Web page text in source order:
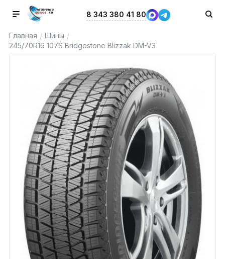
8 343 380 41 80
Главная / Шины /
245/70R16 107S Bridgestone Blizzak DM-V3